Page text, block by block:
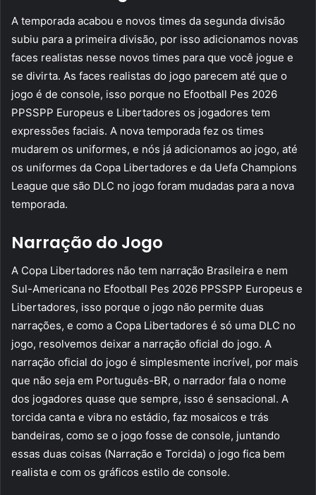
A temporada acabou e novos times da segunda divisão
subiu para a primeira divisão, por isso adicionamos novas
faces realistas nesse novos times para que você jogue e
se divirta. As faces realistas do jogo parecem até que o
jogo é de console, isso porque no Efootball Pes 2026
PPSSPP Europeus e Libertadores os jogadores tem
expressões faciais. A nova temporada fez os times
mudarem os uniformes, e nós já adicionamos ao jogo, até
os uniformes da Copa Libertadores e da Uefa Champions
League que são DLC no jogo foram mudadas para a nova
temporada.
Narração do Jogo
A Copa Libertadores não tem narração Brasileira e nem
Sul-Americana no Efootball Pes 2026 PPSSPP Europeus e
Libertadores, isso porque o jogo não permite duas
narrações, e como a Copa Libertadores é só uma DLC no
jogo, resolvemos deixar a narração oficial do jogo. A
narração oficial do jogo é simplesmente incrível, por mais
que não seja em Português-BR, o narrador fala o nome
dos jogadores quase que sempre, isso é sensacional. A
torcida canta e vibra no estádio, faz mosaicos e trás
bandeiras, como se o jogo fosse de console, juntando
essas duas coisas (Narração e Torcida) o jogo fica bem
realista e com os gráficos estilo de console.